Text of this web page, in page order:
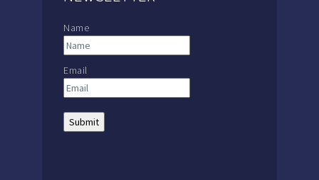
Name
Email